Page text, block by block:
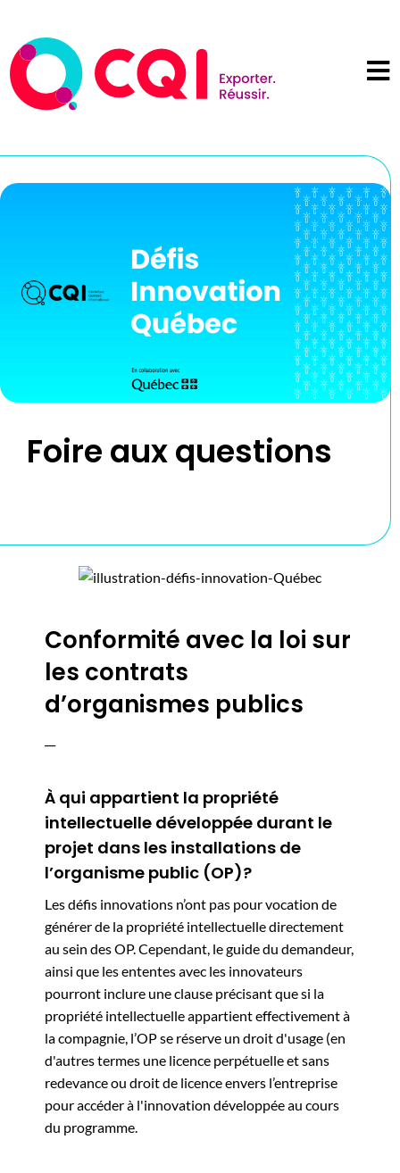
Foire aux questions
Conformité avec la loi sur
les contrats
d’organismes publics
À qui appartient la propriété
intellectuelle développée durant le
projet dans les installations de
l’organisme public (OP)?
Les défis innovations n’ont pas pour vocation de
générer de la propriété intellectuelle directement
au sein des OP. Cependant, le guide du demandeur,
ainsi que les ententes avec les innovateurs
pourront inclure une clause précisant que si la
propriété intellectuelle appartient effectivement à
la compagnie, l’OP se réserve un droit d'usage (en
d'autres termes une licence perpétuelle et sans
redevance ou droit de licence envers l’entreprise
pour accéder à l'innovation développée au cours
du programme.